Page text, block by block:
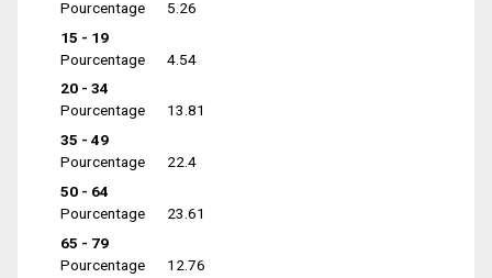
Pourcentage
5.26
15 - 19
Pourcentage
4.54
20 - 34
Pourcentage
13.81
35 - 49
Pourcentage
22.4
50 - 64
Pourcentage
23.61
65 - 79
Pourcentage
12.76